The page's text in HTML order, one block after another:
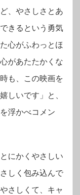
、やさしさとあ
きるという勇気
心がふわっとほ
があたたかくな
も、この映画を
しいです」と、
浮かべコメン
にかくやさしい
しく包み込んで
さしくて、キャ